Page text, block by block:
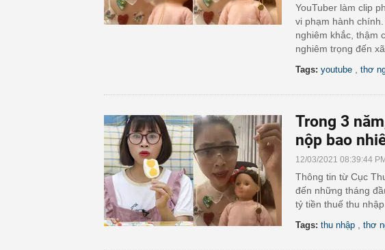
YouTuber làm clip
vi phạm hành
nghiêm khắc, thậm
nghiêm trọng đến xã
Tags: youtube thơ
Trong 3
nộp bao
12/03/2021 08:39:44 PM
Thông tin từ Cục
đến những tháng
tỷ tiền thuế thu nhập.
Tags: thu nhập thơ